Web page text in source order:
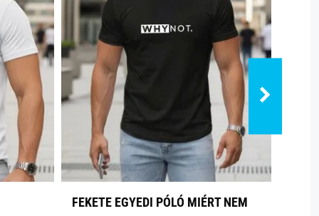
FEKETE EGYEDI PÓLÓ MIÉRT NEM